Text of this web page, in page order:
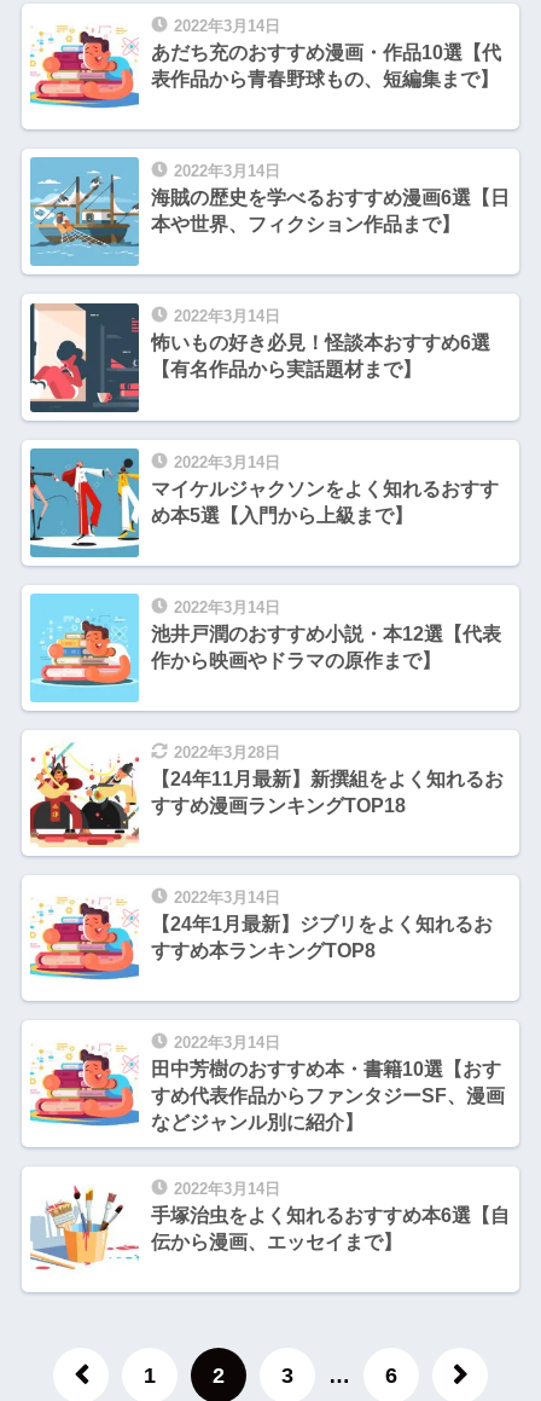
2022年3月14日
あだち充のおすすめ漫画・作品10選【代
表作品から青春野球もの、短編集まで】
2022年3月14日
海賊の歴史を学べるおすすめ漫画6選【日
本や世界、フィクション作品まで】
2022年3月14日
怖いもの好き必見！怪談本おすすめ6選
【有名作品から実話題材まで】
2022年3月14日
マイケルジャクソンをよく知れるおすす
め本5選【入門から上級まで】
2022年3月14日
池井戸潤のおすすめ小説・本12選【代表
作から映画やドラマの原作まで】
2022年3月28日
【24年11月最新】新撰組をよく知れるお
すすめ漫画ランキングTOP18
2022年3月14日
【24年1月最新】ジブリをよく知れるお
すすめ本ランキングTOP8
2022年3月14日
田中芳樹のおすすめ本・書籍10選【おす
すめ代表作品からファンタジーSF、漫画
などジャンル別に紹介】
2022年3月14日
手塚治虫をよく知れるおすすめ本6選【自
伝から漫画、エッセイまで】
1 2 3 … 6